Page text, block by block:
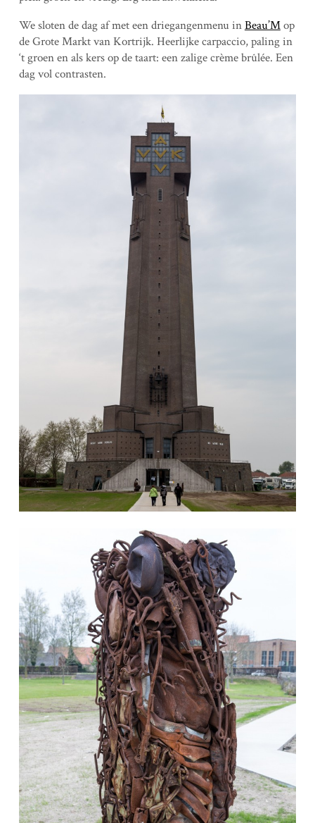
We sloten de dag af met een driegangenmenu inBeau’Mop
de Grote Markt van Kortrijk. Heerlijke carpaccio, paling in
‘t groen en als kers op de taart: een zalige crème brûlée. Een
dag vol contrasten.